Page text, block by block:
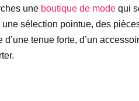
une boutique de mode qui
sélection pointue, des
d’une tenue forte, d’un